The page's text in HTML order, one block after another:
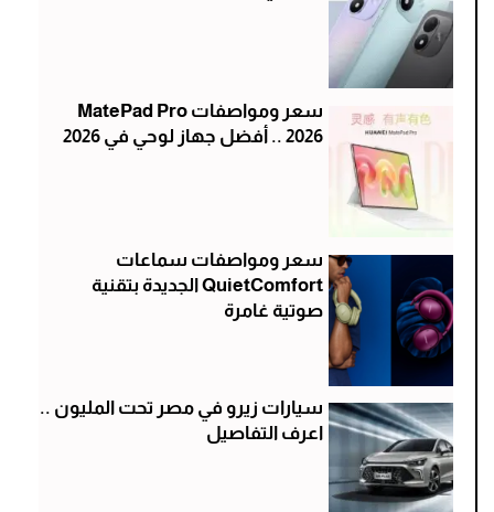
سعر ومواصفات MatePad Pro
2026 .. أفضل جهاز لوحي في 2026
سعر ومواصفات سماعات
QuietComfort الجديدة بتقنية
صوتية غامرة
سيارات زيرو في مصر تحت المليون ..
اعرف التفاصيل